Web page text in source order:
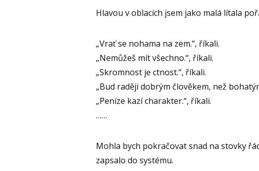
Hlavou v oblacích jsem jako malá lítala
„Vrať se nohama na zem.“, říkali.
„Nemůžeš mít všechno.“, říkali.
„Skromnost je ctnost.“, říkali.
„Bud raději dobrým člověkem, než
„Peníze kazí charakter.“, říkali.
……
Mohla bych pokračovat snad na stovky
zapsalo do systému.